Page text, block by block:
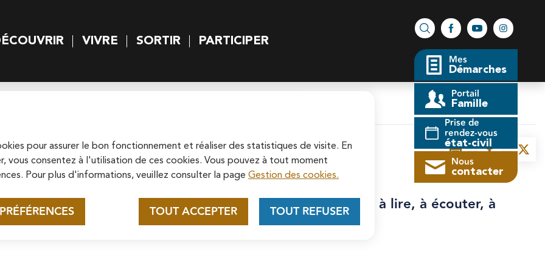
pour assurer le bon fonctionnement et réaliser des statistiques de visite. En
vous consentez à l'utilisation de ces cookies. Vous pouvez à tout moment
Pour plus d'informations, veuillez consulter la page Gestion des cookies.
TOUT ACCEPTER TOUT REFUSER
Cathédrale Saint-Maclou de
Pontoise
Soutenez la rénovation de la cathédrale
Saint-Maclou en vous connectant sur le
principal VIVRE SORTIR PARTICIPER
Rechercher sur le site
FacebookYouTubeInstagram
Mes
Démarches
Portail
Famille
Prise de
rendez-vous
état-civil
Nous
contacter
ImprimerPartager la
et musicaux et remplissez votre pile à lire, à écouter, à